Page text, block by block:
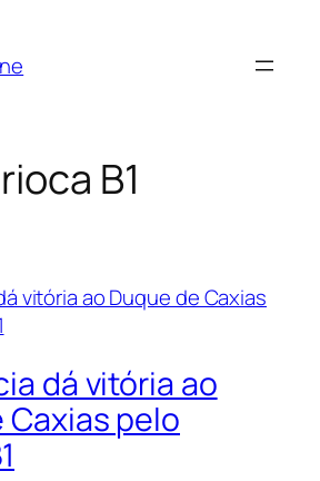
B1
dá vitória ao
Caxias pelo